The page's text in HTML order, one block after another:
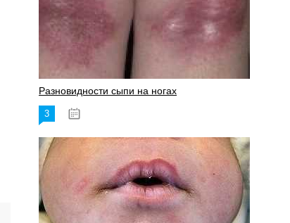
Разновидности сыпи на ногах
3